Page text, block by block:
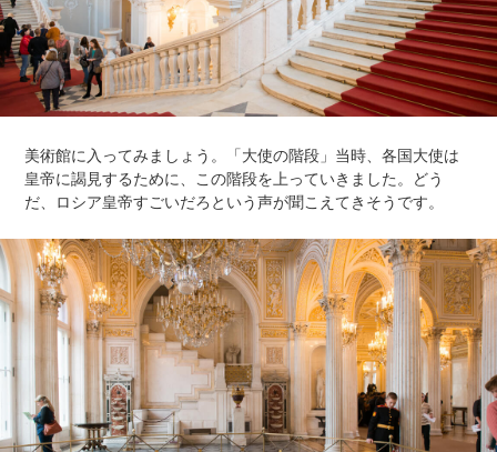
美術館に入ってみましょう。「大使の階段」当時、各国大使は
皇帝に謁見するために、この階段を上っていきました。どう
だ、ロシア皇帝すごいだろという声が聞こえてきそうです。